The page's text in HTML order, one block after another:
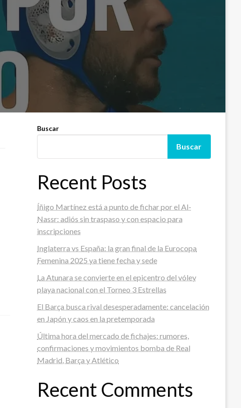
Buscar
Buscar
Recent Posts
Íñigo Martínez está a punto de fichar por el Al-
Nassr: adiós sin traspaso y con espacio para
inscripciones
Inglaterra vs España: la gran final de la Eurocopa
Femenina 2025 ya tiene fecha y sede
La Atunara se convierte en el epicentro del vóley
playa nacional con el Torneo 3 Estrellas
El Barça busca rival desesperadamente: cancelación
en Japón y caos en la pretemporada
Última hora del mercado de fichajes: rumores,
confirmaciones y movimientos bomba de Real
Madrid, Barça y Atlético
Recent Comments